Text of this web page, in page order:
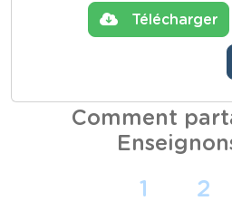
Télécharger
Comment
1 2